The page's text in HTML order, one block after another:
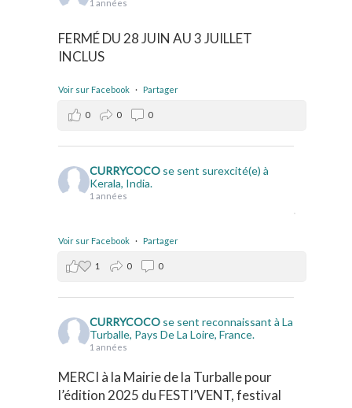
1 années
FERMÉ DU 28 JUIN AU 3 JUILLET
INCLUS
Voir sur Facebook · Partager
0 0 0
CURRYCOCO se sent surexcité(e) à
Kerala, India.
1 années
Voir sur Facebook · Partager
1 0 0
CURRYCOCO se sent reconnaissant à La
Turballe, Pays De La Loire, France.
1 années
MERCI à la Mairie de la Turballe pour
l’édition 2025 du FESTI’VENT, festival